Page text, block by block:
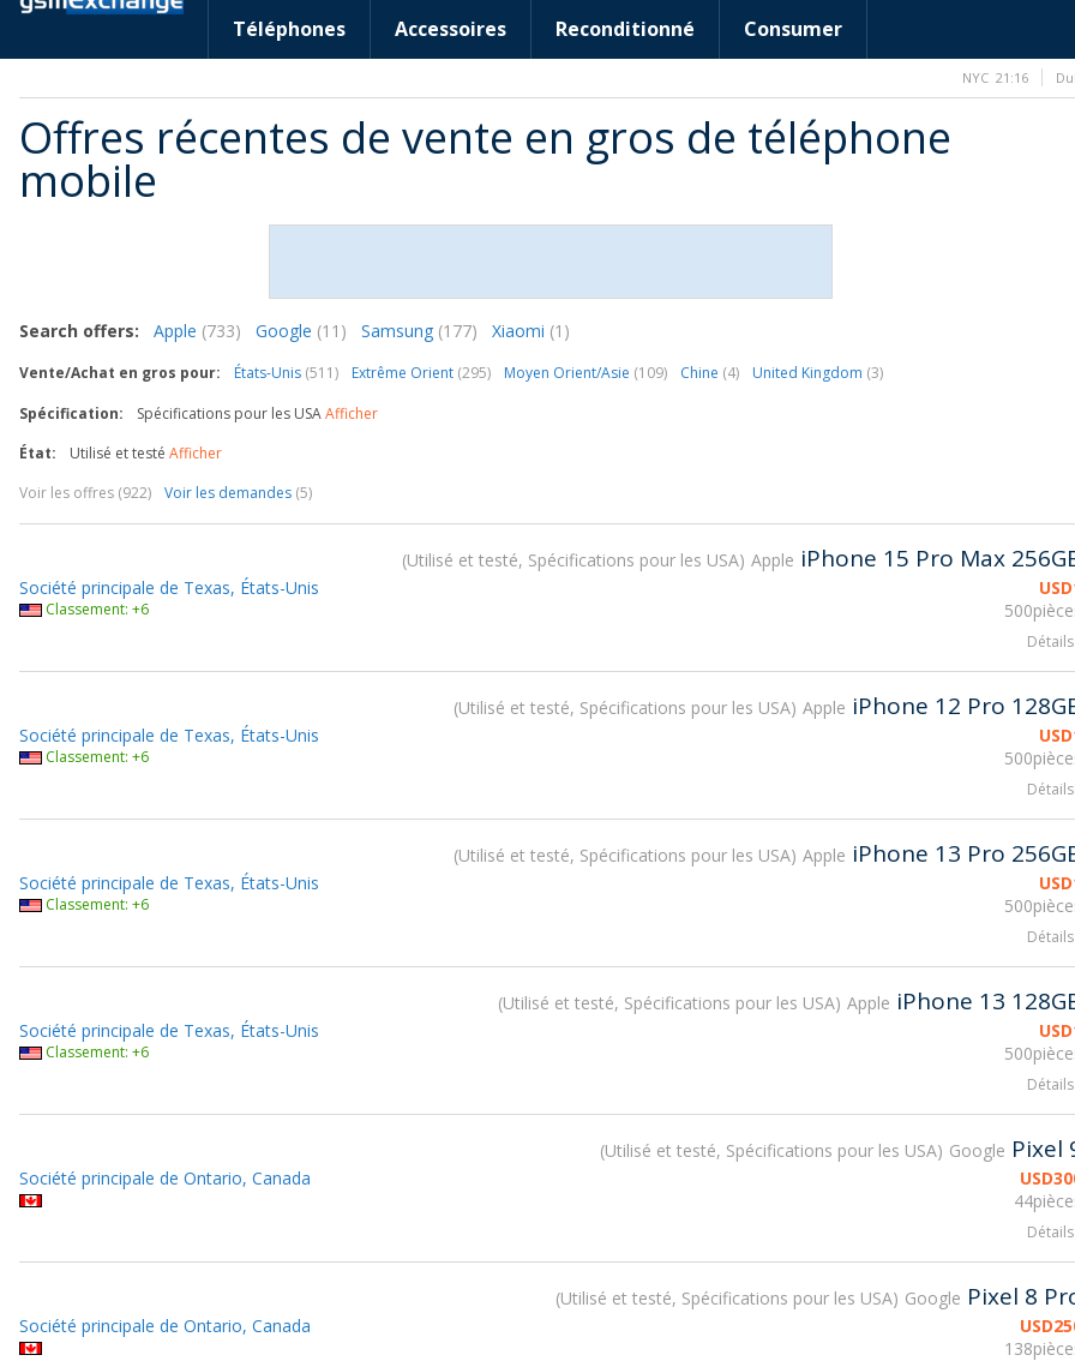
Téléphones Accessoires Reconditionné Consumer
Offres récentes de vente en gros de téléphone
mobile
Search offers: Apple (733) Google (11) Samsung (177) Xiaomi (1)
Vente/Achat en gros pour: États-Unis (511) Extrême Orient (295) Moyen Orient/Asie (109) Chine (4) United Kingdom (3)
Spécification:
Spécifications pour les USAAfficher
État:
Utilisé et testé Afficher
Voir les offres (922)
Voir les demandes (5)
Utilisé et testé, Spécifications pour les USA Apple iPhone 15 Pro Max
USD
Société principale de Texas, États-Unis
Classement: +6
Détails
Utilisé et testé, Spécifications pour les USA Apple iPhone 12 Pro
USD
Société principale de Texas, États-Unis
Classement: +6
Détails
Utilisé et testé, Spécifications pour les USA Apple iPhone 13 Pro
USD
Société principale de Texas, États-Unis
Classement: +6
Détails
Utilisé et testé, Spécifications pour les USA Apple iPhone 13
USD
Société principale de Texas, États-Unis
Classement: +6
Détails
Utilisé et testé, Spécifications pour les USA Google Pixel
USD
Société principale de Ontario, Canada
Détails
Utilisé et testé, Spécifications pour les USA Google Pixel 8
USD
Société principale de Ontario, Canada
NYC 21:16